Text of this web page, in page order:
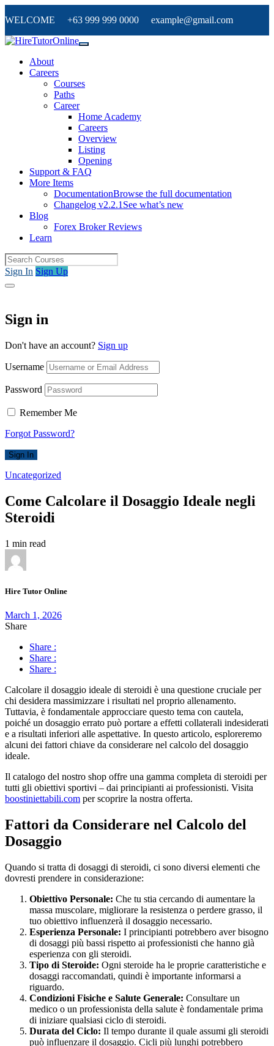
WELCOME +63 999 999 0000 example@gmail.com
About
Careers
Courses
Paths
Career
Home Academy
Careers
Overview
Listing
Opening
Support & FAQ
More Items
DocumentationBrowse the full documentation
Changelog v2.2.1 See what’s new
Blog
Forex Broker Reviews
Learn
Sign In Sign Up
Sign in
Don't have an account? Sign up
Username
Password
Remember Me
Forgot Password?
Sign In
Uncategorized
Come Calcolare il Dosaggio Ideale negli
Steroidi
1 min read
Hire Tutor Online
March 1, 2026
Share
Share :
Share :
Share :
Calcolare il dosaggio ideale di steroidi è una questione cruciale per
chi desidera massimizzare i risultati nel proprio allenamento.
Tuttavia, è fondamentale approcciare questo tema con cautela,
poiché un dosaggio errato può portare a effetti collaterali indesiderati
e a risultati inferiori alle aspettative. In questo articolo, esploreremo
alcuni dei fattori chiave da considerare nel calcolo del dosaggio
ideale.
Il catalogo del nostro shop offre una gamma completa di steroidi per
tutti gli obiettivi sportivi – dai principianti ai professionisti. Visita
boostiniettabili.com per scoprire la nostra offerta.
Fattori da Considerare nel Calcolo del
Dosaggio
Quando si tratta di dosaggi di steroidi, ci sono diversi elementi che
dovresti prendere in considerazione:
Obiettivo Personale: Che tu stia cercando di aumentare la
massa muscolare, migliorare la resistenza o perdere grasso, il
tuo obiettivo influenzerà il dosaggio necessario.
Esperienza Personale: I principianti potrebbero aver bisogno
di dosaggi più bassi rispetto ai professionisti che hanno già
esperienza con gli steroidi.
Tipo di Steroide: Ogni steroide ha le proprie caratteristiche e
dosaggi raccomandati, quindi è importante informarsi a
riguardo.
Condizioni Fisiche e Salute Generale: Consultare un
medico o un professionista della salute è fondamentale prima
di iniziare qualsiasi ciclo di steroidi.
Durata del Ciclo: Il tempo durante il quale assumi gli steroidi
può influenzare il dosaggio. Cicli più lunghi potrebbero